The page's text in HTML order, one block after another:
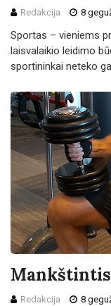
Redakcija 8
Sportas – vieniems
laisvalaikio leidimo
sportininkai neteko
Redakcija 8